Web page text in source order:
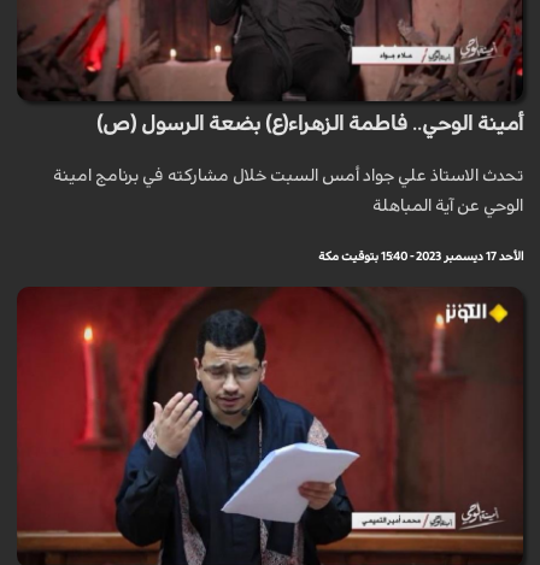
أمينة الوحي.. فاطمة الزهراء(ع) بضعة الرسول (ص)
تحدث الاستاذ علي جواد أمس السبت خلال مشاركته في برنامج امينة
الوحي عن آية المباهلة
الأحد 17 ديسمبر 2023 - 15:40 بتوقيت مكة